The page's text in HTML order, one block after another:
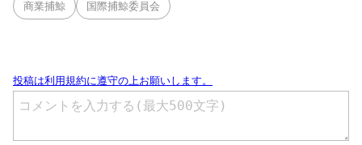
商業捕鯨 国際捕鯨委員会